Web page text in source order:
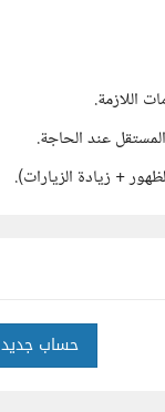
اللازمة.
عند الحاجة.
+ زيادة الزيارات).
حساب جديد